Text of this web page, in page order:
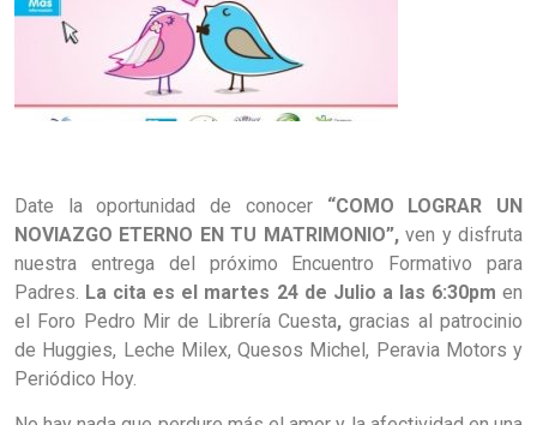
Date la oportunidad de conocer“COMO LOGRAR UN
NOVIAZGO ETERNO EN TU MATRIMONIO”,ven y disfruta
nuestra entrega del próximo Encuentro Formativo para
Padres. La cita es el martes 24 de Julio a las 6:30pmen
el Foro Pedro Mir de Librería Cuesta,gracias al patrocinio
de Huggies, Leche Milex, Quesos Michel, Peravia Motors y
Periódico Hoy.